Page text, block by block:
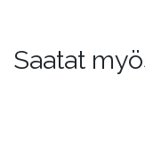
Saatat